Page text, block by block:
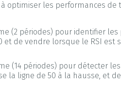
optimiser les performances de
(2 périodes) pour identifier les
et de vendre lorsque le RSI est
(14 périodes) pour détecter les
la ligne de 50 à la hausse, et